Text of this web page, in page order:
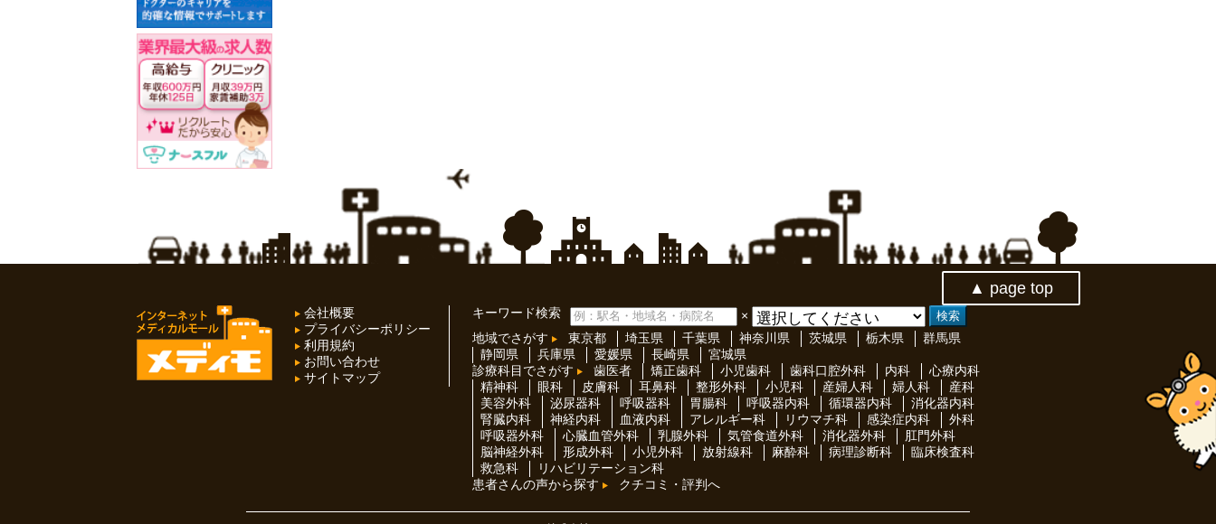
▲ page top
会社概要
プライバシーポリシー
利用規約
お問い合わせ
サイトマップ
キーワード検索
×
地域でさがす
東京都 埼玉県 千葉県 神奈川県 茨城県 栃木県
群馬県
静岡県
兵庫県 愛媛県 長崎県
宮城県
診療科目でさがす
歯医者 矯正歯科 小児歯科 歯科口腔外科 内科
心療内科
精神科
眼科 皮膚科 耳鼻科 整形外科 小児科 産婦人科 婦人科
産科
美容外科
泌尿器科 呼吸器科 胃腸科 呼吸器内科 循環器内科
消化器内科
腎臓内科
神経内科 血液内科 アレルギー科 リウマチ科 感染症内科
外科
呼吸器外科
心臓血管外科 乳腺外科 気管食道外科 消化器外科
肛門外科
脳神経外科
形成外科 小児外科 放射線科 麻酔科 病理診断科
臨床検査科
救急科
リハビリテーション科
患者さんの声から探す
クチコミ・評判へ